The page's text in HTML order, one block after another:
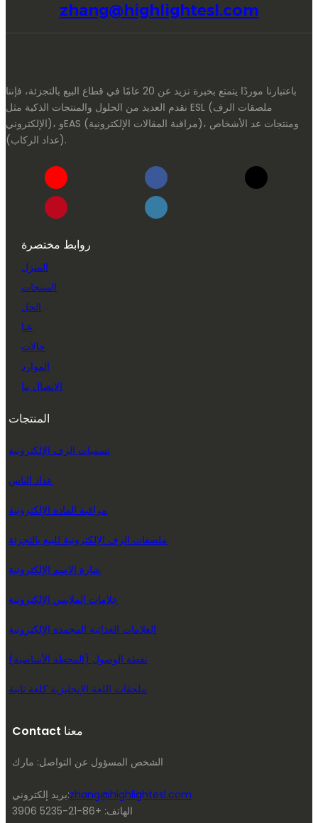
zhang@highlightesl.com
باعتبارنا موردًا يتمتع بخبرة تزيد عن 20 عامًا في قطاع البيع بالتجزئة، فإننا
نقدم العديد من الحلول والمنتجات الذكية مثل ESL (ملصقات الرف
الإلكتروني)، وEAS (مراقبة المقالات الإلكترونية)، ومنتجات عد الأشخاص
(عداد الركاب).
روابط مختصرة
المنزل
المنتجات
الحل
عنا
حالات
الموارد
الاتصال بنا
المنتجات
تسميات الرف الإلكترونية
عداد الناس
مراقبة المادة الإلكترونية
ملصقات الرف الإلكترونية للبيع بالتجزئة
شارة الاسم الإلكترونية
علامات الملابس الإلكترونية
العلامات الغذائية المجمدة الإلكترونية
نقطة الوصول (المحطة الأساسية)
ملحقات اللغة الإنجليزية كلغة ثانية
Contact معنا
الشخص المسؤول عن التواصل: مارك
بريد إلكتروني:zhang@highlightesl.com
الهاتف: +86-21-5235 3906